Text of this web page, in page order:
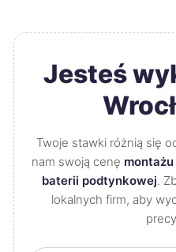
Jesteś
Twoje stawki różnią się
nam swoją cenę
baterii podtynkowej.
lokalnych firm, aby